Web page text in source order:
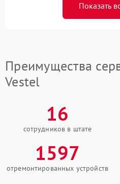
Показать
Преимущества
Vestel
16
сотрудников в штате
1597
отремонтированных устройств